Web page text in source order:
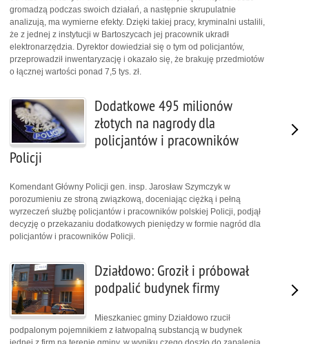
gromadzą podczas swoich działań, a następnie skrupulatnie
analizują, ma wymierne efekty. Dzięki takiej pracy, kryminalni ustalili,
że z jednej z instytucji w Bartoszycach jej pracownik ukradł
elektronarzędzia. Dyrektor dowiedział się o tym od policjantów,
przeprowadził inwentaryzację i okazało się, że brakuję przedmiotów
o łącznej wartości ponad 7,5 tys. zł.
Dodatkowe 495 milionów
złotych na nagrody dla
policjantów i pracowników
Policji
Komendant Główny Policji gen. insp. Jarosław Szymczyk w
porozumieniu ze stroną związkową, doceniając ciężką i pełną
wyrzeczeń służbę policjantów i pracowników polskiej Policji, podjął
decyzję o przekazaniu dodatkowych pieniędzy w formie nagród dla
policjantów i pracowników Policji.
Działdowo: Groził i próbował
podpalić budynek firmy
Mieszkaniec gminy Działdowo rzucił
podpalonym pojemnikiem z łatwopalną substancją w budynek